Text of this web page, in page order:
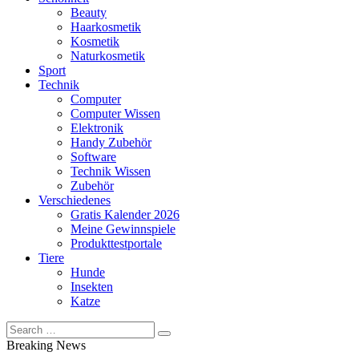
Beauty
Haarkosmetik
Kosmetik
Naturkosmetik
Sport
Technik
Computer
Computer Wissen
Elektronik
Handy Zubehör
Software
Technik Wissen
Zubehör
Verschiedenes
Gratis Kalender 2026
Meine Gewinnspiele
Produkttestportale
Tiere
Hunde
Insekten
Katze
Breaking News